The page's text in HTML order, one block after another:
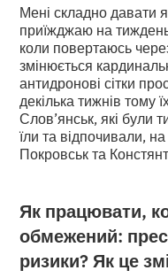
Мені складно давати
приїжджаю на
коли повертаюсь
змінюється
антидронові сітки
декілька тижнів тому
Слов’янськ, які були
їли та відпочивали,
Покровськ та
Як працювати,
обмежений:
ризики? Як це